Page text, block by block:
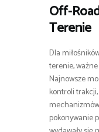
Off-
Terenie
Dla
terenie,
Najnowsze
kontroli
pokonywanie